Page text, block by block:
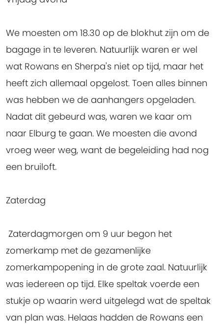
We moesten om 18.30 op de blokhut zijn om de
bagage in te leveren. Natuurlijk waren er wel
wat Rowans en Sherpa's niet op tijd, maar het
heeft zich allemaal opgelost. Toen alles binnen
was hebben we de aanhangers opgeladen.
Nadat dit gebeurd was, waren we kaar om
naar Elburg te gaan. We moesten die avond
vroeg weer weg, want de begeleiding had nog
een bruiloft.
Zaterdag
Zaterdagmorgen om 9 uur begon het
zomerkamp met de gezamenlijke
zomerkampopening in de grote zaal. Natuurlijk
was iedereen op tijd. Elke speltak voerde een
stukje op waarin werd uitgelegd wat de speltak
van plan was. Helaas hadden de Rowans een